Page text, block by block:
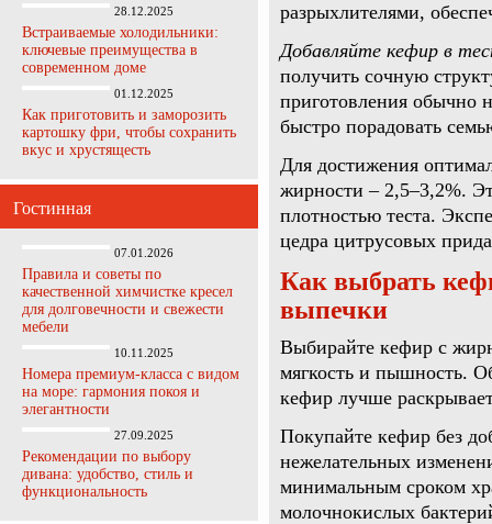
28.12.2025
Встраиваемые холодильники:
ключевые преимущества в
современном доме
01.12.2025
Как приготовить и заморозить
картошку фри, чтобы сохранить
вкус и хрустящесть
Гостинная
07.01.2026
Правила и советы по
качественной химчистке кресел
для долговечности и свежести
мебели
10.11.2025
Номера премиум-класса с видом
на море: гармония покоя и
элегантности
27.09.2025
Рекомендации по выбору
дивана: удобство, стиль и
функциональность
разрыхлителями,
Добавляйте кефир в
получить сочную
приготовления обычно
быстро порадовать
Для достижения
жирности – 2,5–3,2%.
плотностью теста.
цедра цитрусовых
Как выбрать
выпечки
Выбирайте кефир с
мягкость и пышность.
кефир лучше
Покупайте кефир без
нежелательных
минимальным сроком
молочнокислых